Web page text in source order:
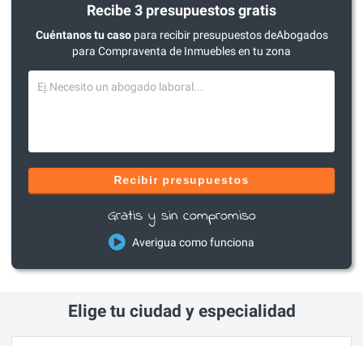
Recibe 3 presupuestos gratis
Cuéntanos tu casopara recibir presupuestos deAbogados
para Compraventa de Inmuebles en tu zona
Recibir presupuestos
Gratis y sin compromiso
Averigua como funciona
Elige tu ciudad y especialidad